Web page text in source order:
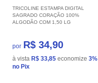
TRICOLINE ESTAMPA DIGITAL
SAGRADO CORAÇÃO 100%
ALGODÃO COM 1,50 LG
por R$ 34,90
à vista R$ 33,85 economize 3%
no Pix